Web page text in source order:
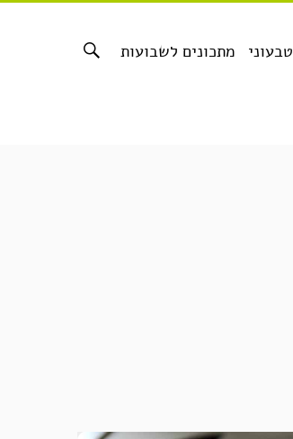
מתכונים לשבועות טבעוני